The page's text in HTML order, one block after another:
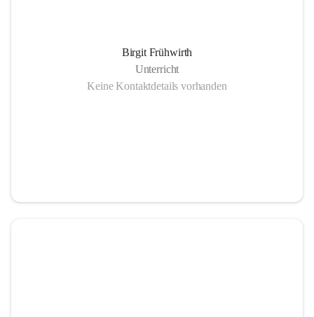
Birgit Frühwirth
Unterricht
Keine Kontaktdetails vorhanden